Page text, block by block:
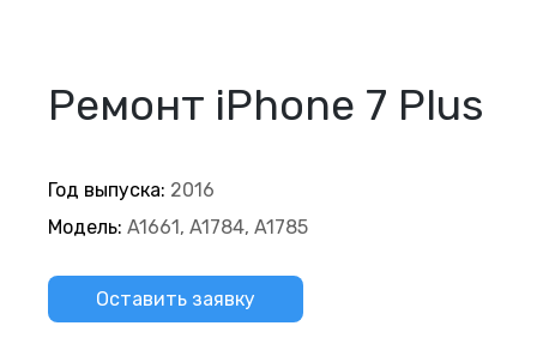
Ремонт iPhone 7 Plus
Год выпуска: 2016
Модель: A1661, A1784, A1785
Оставить заявку